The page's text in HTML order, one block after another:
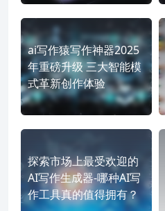
ai写作猿写作神器2025
年重磅升级 三大智能模
式革新创作体验
探索市场上最受欢迎的
AI写作生成器-哪种AI写
作工具真的值得拥有？